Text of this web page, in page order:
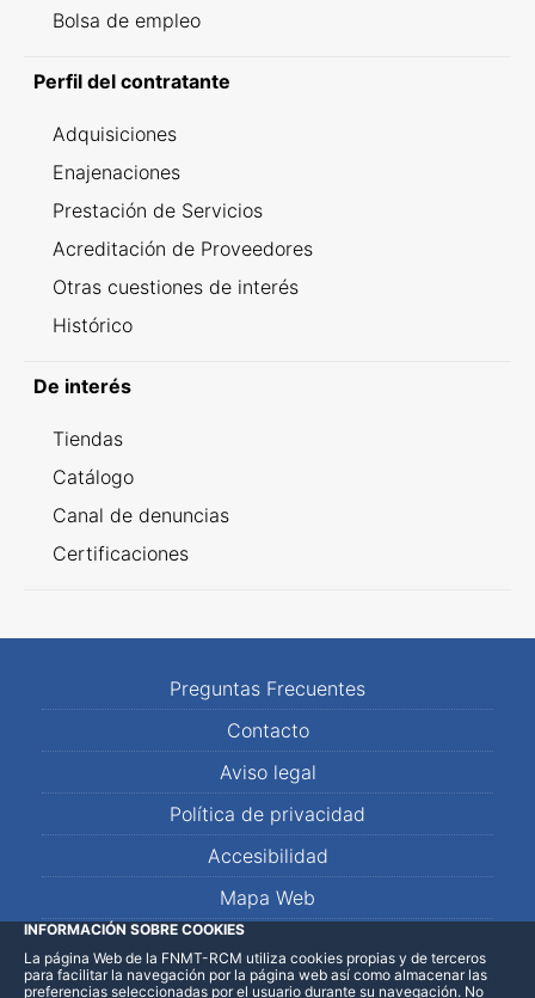
Bolsa de empleo
Perfil del contratante
Adquisiciones
Enajenaciones
Prestación de Servicios
Acreditación de Proveedores
Otras cuestiones de interés
Histórico
De interés
Tiendas
Catálogo
Canal de denuncias
Certificaciones
Preguntas Frecuentes
Contacto
Aviso legal
Política de privacidad
Accesibilidad
Mapa Web
LinkedInFacebookWhatsApp
INFORMACIÓN SOBRE COOKIES
La página Web de la FNMT-RCM utiliza cookies propias y de terceros
para facilitar la navegación por la página web así como almacenar las
preferencias seleccionadas por el usuario durante su navegación. No